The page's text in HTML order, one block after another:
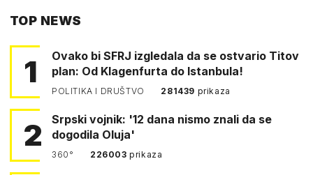
TOP NEWS
1
Ovako bi SFRJ izgledala da se ostvario Titov
plan: Od Klagenfurta do Istanbula!
POLITIKA I DRUŠTVO 281439 prikaza
2
Srpski vojnik: '12 dana nismo znali da se
dogodila Oluja'
360° 226003prikaza